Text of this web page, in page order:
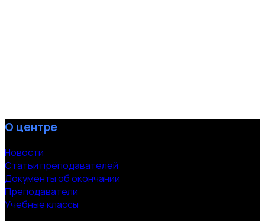
О центре
Новости
Статьи преподавателей
Документы об окончании
Преподаватели
Учебные классы